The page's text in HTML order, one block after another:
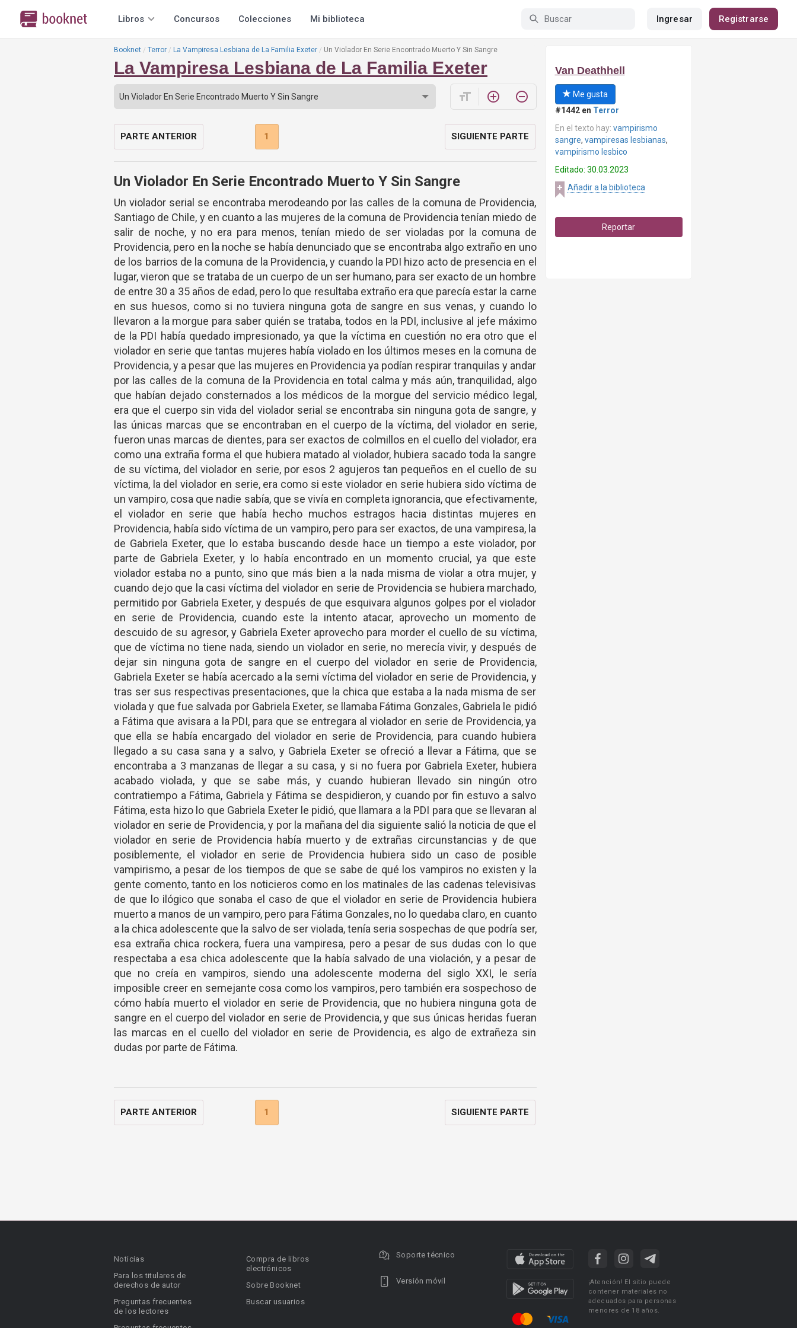
Libros Concursos Colecciones Mi biblioteca Ingresar Registrarse
Booknet Terror La Vampiresa Lesbiana de La Familia Exeter Un Violador En Serie Encontrado Muerto Y Sin Sangre
La Vampiresa Lesbiana de La Familia Exeter
format_size add_circle_outline remove_circle_outline
PARTE ANTERIOR 1 SIGUIENTE PARTE
Un Violador En Serie Encontrado Muerto Y Sin Sangre
Un violador serial se encontraba merodeando por las calles de la comuna de Providencia,
Santiago de Chile, y en cuanto a las mujeres de la comuna de Providencia tenían miedo de
salir de noche, y no era para menos, tenían miedo de ser violadas por la comuna de
Providencia, pero en la noche se había denunciado que se encontraba algo extraño en uno
de los barrios de la comuna de la Providencia, y cuando la PDI hizo acto de presencia en el
lugar, vieron que se trataba de un cuerpo de un ser humano, para ser exacto de un hombre
de entre 30 a 35 años de edad, pero lo que resultaba extraño era que parecía estar la carne
en sus huesos, como si no tuviera ninguna gota de sangre en sus venas, y cuando lo
llevaron a la morgue para saber quién se trataba, todos en la PDI, inclusive al jefe máximo
de la PDI había quedado impresionado, ya que la víctima en cuestión no era otro que el
violador en serie que tantas mujeres había violado en los últimos meses en la comuna de
Providencia, y a pesar que las mujeres en Providencia ya podían respirar tranquilas y andar
por las calles de la comuna de la Providencia en total calma y más aún, tranquilidad, algo
que habían dejado consternados a los médicos de la morgue del servicio médico legal,
era que el cuerpo sin vida del violador serial se encontraba sin ninguna gota de sangre, y
las únicas marcas que se encontraban en el cuerpo de la víctima, del violador en serie,
fueron unas marcas de dientes, para ser exactos de colmillos en el cuello del violador, era
como una extraña forma el que hubiera matado al violador, hubiera sacado toda la sangre
de su víctima, del violador en serie, por esos 2 agujeros tan pequeños en el cuello de su
víctima, la del violador en serie, era como si este violador en serie hubiera sido víctima de
un vampiro, cosa que nadie sabía, que se vivía en completa ignorancia, que efectivamente,
el violador en serie que había hecho muchos estragos hacia distintas mujeres en
Providencia, había sido víctima de un vampiro, pero para ser exactos, de una vampiresa, la
de Gabriela Exeter, que lo estaba buscando desde hace un tiempo a este violador, por
parte de Gabriela Exeter, y lo había encontrado en un momento crucial, ya que este
violador estaba no a punto, sino que más bien a la nada misma de violar a otra mujer, y
cuando dejo que la casi víctima del violador en serie de Providencia se hubiera marchado,
permitido por Gabriela Exeter, y después de que esquivara algunos golpes por el violador
en serie de Providencia, cuando este la intento atacar, aprovecho un momento de
descuido de su agresor, y Gabriela Exeter aprovecho para morder el cuello de su víctima,
que de víctima no tiene nada, siendo un violador en serie, no merecía vivir, y después de
dejar sin ninguna gota de sangre en el cuerpo del violador en serie de Providencia,
Gabriela Exeter se había acercado a la semi víctima del violador en serie de Providencia, y
tras ser sus respectivas presentaciones, que la chica que estaba a la nada misma de ser
violada y que fue salvada por Gabriela Exeter, se llamaba Fátima Gonzales, Gabriela le pidió
a Fátima que avisara a la PDI, para que se entregara al violador en serie de Providencia, ya
que ella se había encargado del violador en serie de Providencia, para cuando hubiera
llegado a su casa sana y a salvo, y Gabriela Exeter se ofreció a llevar a Fátima, que se
encontraba a 3 manzanas de llegar a su casa, y si no fuera por Gabriela Exeter, hubiera
acabado violada, y que se sabe más, y cuando hubieran llevado sin ningún otro
contratiempo a Fátima, Gabriela y Fátima se despidieron, y cuando por fin estuvo a salvo
Fátima, esta hizo lo que Gabriela Exeter le pidió, que llamara a la PDI para que se llevaran al
violador en serie de Providencia, y por la mañana del dia siguiente salió la noticia de que el
violador en serie de Providencia había muerto y de extrañas circunstancias y de que
posiblemente, el violador en serie de Providencia hubiera sido un caso de posible
vampirismo, a pesar de los tiempos de que se sabe de qué los vampiros no existen y la
gente comento, tanto en los noticieros como en los matinales de las cadenas televisivas
de que lo ilógico que sonaba el caso de que el violador en serie de Providencia hubiera
muerto a manos de un vampiro, pero para Fátima Gonzales, no lo quedaba claro, en cuanto
a la chica adolescente que la salvo de ser violada, tenía seria sospechas de que podría ser,
esa extraña chica rockera, fuera una vampiresa, pero a pesar de sus dudas con lo que
respectaba a esa chica adolescente que la había salvado de una violación, y a pesar de
que no creía en vampiros, siendo una adolescente moderna del siglo XXI, le sería
imposible creer en semejante cosa como los vampiros, pero también era sospechoso de
cómo había muerto el violador en serie de Providencia, que no hubiera ninguna gota de
sangre en el cuerpo del violador en serie de Providencia, y que sus únicas heridas fueran
las marcas en el cuello del violador en serie de Providencia, es algo de extrañeza sin
dudas por parte de Fátima.
PARTE ANTERIOR 1 SIGUIENTE PARTE
Van Deathhell
Me gusta
#1442 en Terror
En el texto hay: vampirismo
sangre, vampiresas lesbianas,
vampirismo lesbico
Editado: 30.03.2023
Añadir a la biblioteca
Reportar
Noticias
Para los titulares de
derechos de autor
Preguntas frecuentes
de los lectores
Compra de libros
electrónicos
Sobre Booknet
Buscar usuarios
Soporte técnico
Versión móvil
¡Atención! El sitio puede
contener materiales no
adecuados para personas
menores de 18 años.